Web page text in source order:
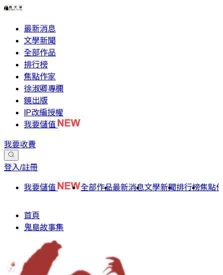
最新消息
文學新聞
全部作品
排行榜
焦點作家
徐淑卿專欄
鏡出版
IP改編授權
我要儲值
我要收費
登入/註冊
我要儲值 全部作品最新消息文學新聞排行榜焦點
首頁
鬼島故事集